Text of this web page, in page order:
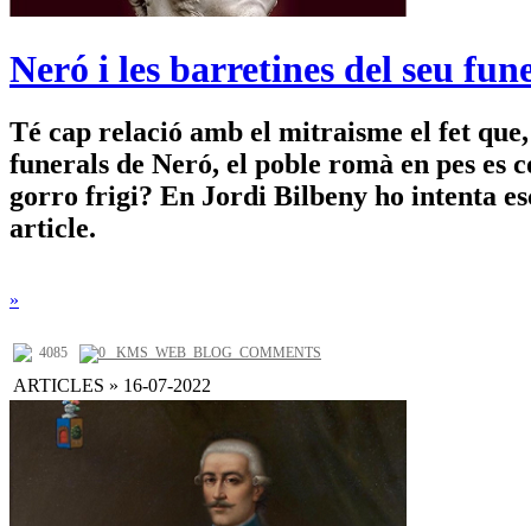
Neró i les barretines del seu
Té cap relació amb el mitraisme el fet
funerals de Neró, el poble romà en pes es
gorro frigi? En Jordi Bilbeny ho intenta
article.
»
4085 0 _KMS_WEB_BLOG_COMMENTS
ARTICLES » 16-07-2022